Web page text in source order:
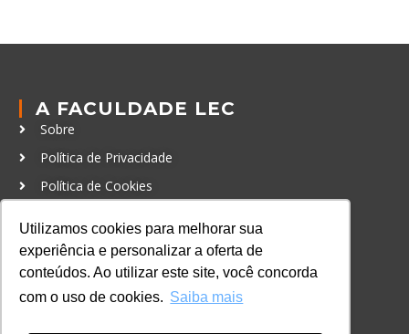
Utilizamos cookies para melhorar sua
experiência e personalizar a oferta de
conteúdos. Ao utilizar este site, você concorda
com o uso de cookies. Saiba mais
A FACULDADE LEC
Sobre
Política de Privacidade
Política de Cookies
Política Anticorrupção
GRADUAÇÃO